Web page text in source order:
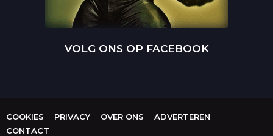
VOLG ONS OP FACEBOOK
COOKIES PRIVACY OVER ONS
ADVERTEREN
CONTACT